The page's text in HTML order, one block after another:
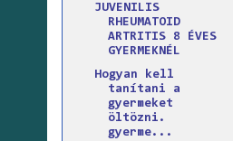
JUVENILIS
RHEUMATOID
ARTRITIS 8 ÉVES
GYERMEKNÉL
Hogyan kell
tanítani a
gyermeket
öltözni.
gyerme...